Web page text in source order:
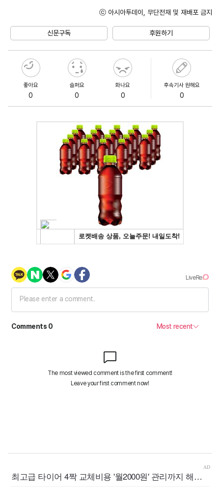
ⓒ 아시아투데이, 무단전재 및 재배포 금지
신문구독 후원하기
좋아요
0
슬퍼요
0
화나요
0
후속기사 원해요
0